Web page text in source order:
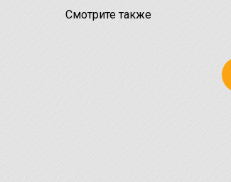
Смотрите также